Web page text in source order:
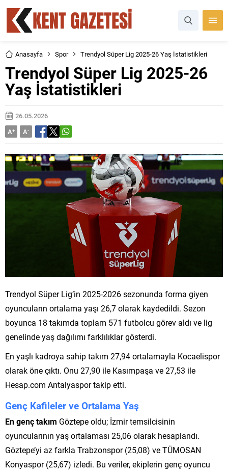
Anasayfa Spor Trendyol Süper Lig 2025-26 Yaş İstatistikleri
Trendyol Süper Lig 2025-26
Yaş İstatistikleri
26.05.2026
A+ A-
Trendyol Süper Lig’in 2025-2026 sezonunda forma giyen
oyuncuların ortalama yaşı 26,7 olarak kaydedildi. Sezon
boyunca 18 takımda toplam 571 futbolcu görev aldı ve lig
genelinde yaş dağılımı farklılıklar gösterdi.
En yaşlı kadroya sahip takım 27,94 ortalamayla Kocaelispor
olarak öne çıktı. Onu 27,90 ile Kasımpaşa ve 27,53 ile
Hesap.com Antalyaspor takip etti.
Genç Kafileler ve Ortalama Yaş
En genç takım Göztepe oldu; İzmir temsilcisinin
oyuncularının yaş ortalaması 25,06 olarak hesaplandı.
Göztepe’yi az farkla Trabzonspor (25,08) ve TÜMOSAN
Konyaspor (25,67) izledi. Bu veriler, ekiplerin genç oyuncu